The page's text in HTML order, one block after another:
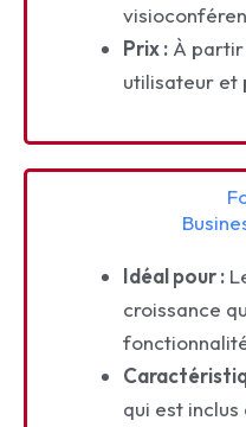
Prix : À partir
utilisateur et
Idéal pour :
croissance
qui est